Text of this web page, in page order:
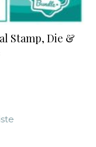
Stamp, Die &